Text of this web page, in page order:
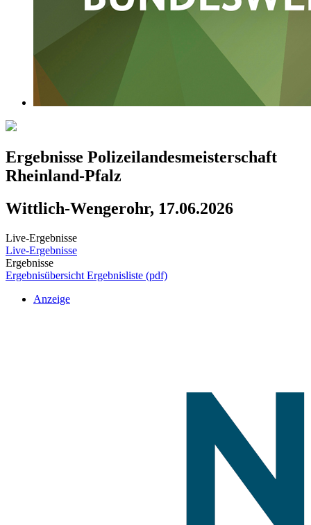
Ergebnisse Polizeilandesmeisterschaft
Rheinland-Pfalz
Wittlich-Wengerohr, 17.06.2026
Live-Ergebnisse
Live-Ergebnisse
Ergebnisse
Ergebnisübersicht Ergebnisliste (pdf)
Anzeige